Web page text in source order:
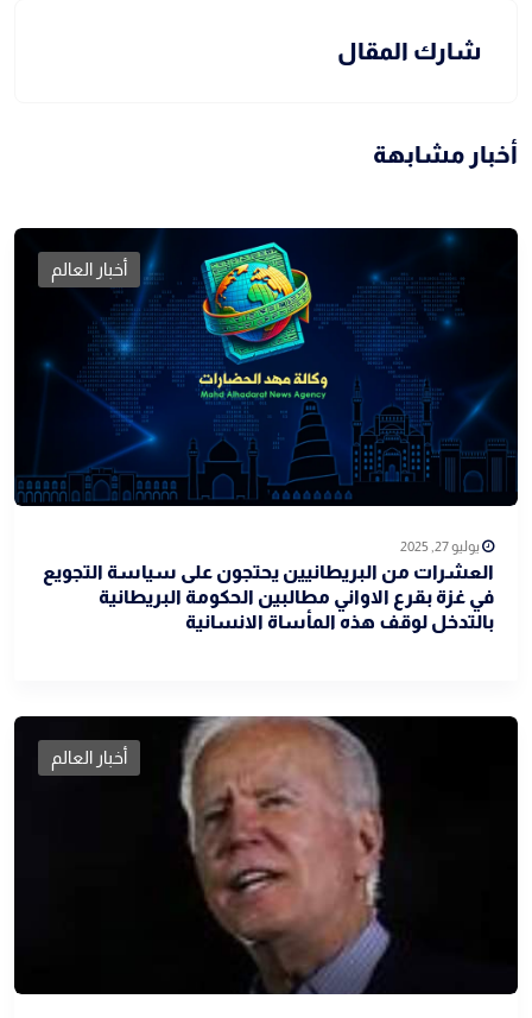
شارك المقال
أخبار مشابهة
أخبار العالم
يوليو 27, 2025
العشرات من البريطانيين يحتجون على سياسة التجويع
في غزة بقرع الاواني مطالبين الحكومة البريطانية
بالتدخل لوقف هذه المأساة الانسانية
أخبار العالم